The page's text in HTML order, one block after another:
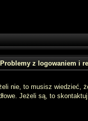
Problemy z logowaniem i
nie, to musisz
Jeżeli są, to